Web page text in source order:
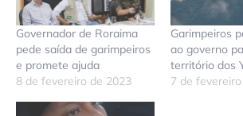
Governador de Roraima
pede saída de garimpeiros
e promete ajuda
8 de fevereiro de 2023
Garimpeiros
ao governo
território dos
7 de